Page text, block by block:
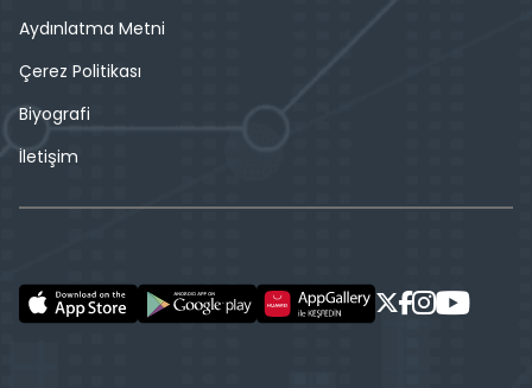
Aydınlatma Metni
Çerez Politikası
Biyografi
İletişim